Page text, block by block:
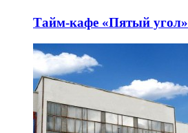
Тайм-кафе «Пятый угол»